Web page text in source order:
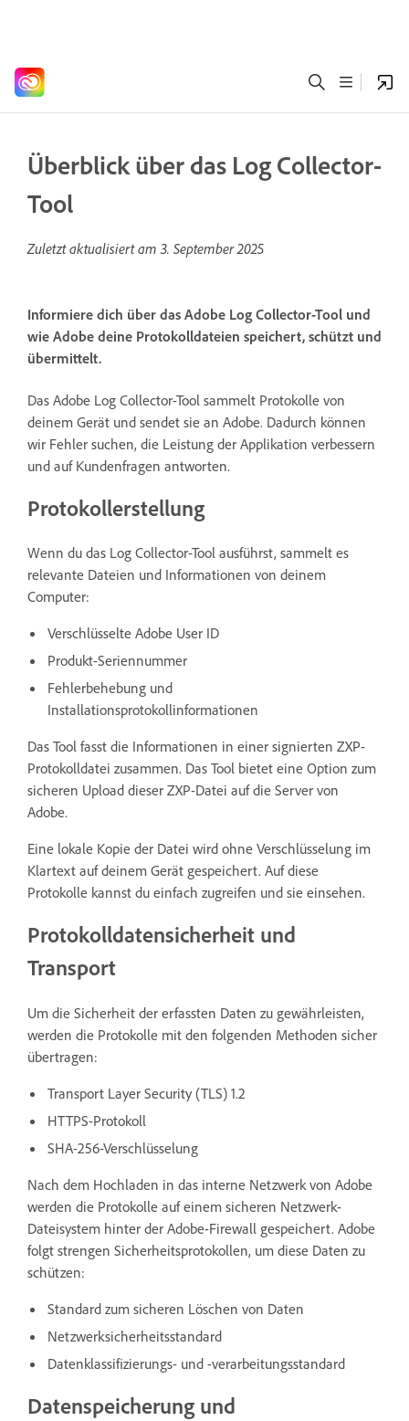
Überblick über das Log Collector-
Tool
Zuletzt aktualisiert am 3. September 2025
Informiere dich über das Adobe Log Collector-Tool und
wie Adobe deine Protokolldateien speichert, schützt und
übermittelt.
Das Adobe Log Collector-Tool sammelt Protokolle von
deinem Gerät und sendet sie an Adobe. Dadurch können
wir Fehler suchen, die Leistung der Applikation verbessern
und auf Kundenfragen antworten.
Protokollerstellung
Wenn du das Log Collector-Tool ausführst, sammelt es
relevante Dateien und Informationen von deinem
Computer:
Verschlüsselte Adobe User ID
Produkt-Seriennummer
Fehlerbehebung und
Installationsprotokollinformationen
Das Tool fasst die Informationen in einer signierten ZXP-
Protokolldatei zusammen. Das Tool bietet eine Option zum
sicheren Upload dieser ZXP-Datei auf die Server von
Adobe.
Eine lokale Kopie der Datei wird ohne Verschlüsselung im
Klartext auf deinem Gerät gespeichert. Auf diese
Protokolle kannst du einfach zugreifen und sie einsehen.
Protokolldatensicherheit und
Transport
Um die Sicherheit der erfassten Daten zu gewährleisten,
werden die Protokolle mit den folgenden Methoden sicher
übertragen:
Transport Layer Security (TLS) 1.2
HTTPS-Protokoll
SHA-256-Verschlüsselung
Nach dem Hochladen in das interne Netzwerk von Adobe
werden die Protokolle auf einem sicheren Netzwerk-
Dateisystem hinter der Adobe-Firewall gespeichert. Adobe
folgt strengen Sicherheitsprotokollen, um diese Daten zu
schützen:
Standard zum sicheren Löschen von Daten
Netzwerksicherheitsstandard
Datenklassifizierungs- und -verarbeitungsstandard
Datenspeicherung und